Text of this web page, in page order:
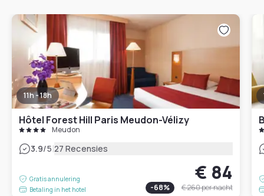
11h - 18h
Hôtel Forest Hill Paris Meudon-Vélizy
Meudon
3.9/5|27 Recensies
Gratis annulering
Betaling in het hotel
€ 84
-68% € 260per nacht